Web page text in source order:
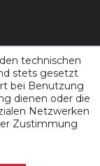
technischen
stets gesetzt
bei Benutzung
dienen oder die
Netzwerken
Zustimmung